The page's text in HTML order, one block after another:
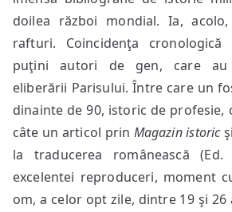
doilea război mondial. Ia,
rafturi. Coincidenţa
puţini autori de gen, care au
eliberării Parisului. Între care un
dinainte de 90, istoric de profesie,
câte un articol prin Magazin istoricşi
la traducerea românească
excelentei reproduceri, moment
om, a celor opt zile, dintre 19 şi 26